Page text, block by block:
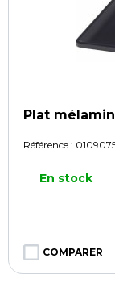
Plat
Référence :
En stock
COMPARER